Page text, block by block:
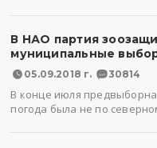
В НАО партия
муниципальные
05.09.2018 г. 30814
В конце июля
погода была не по